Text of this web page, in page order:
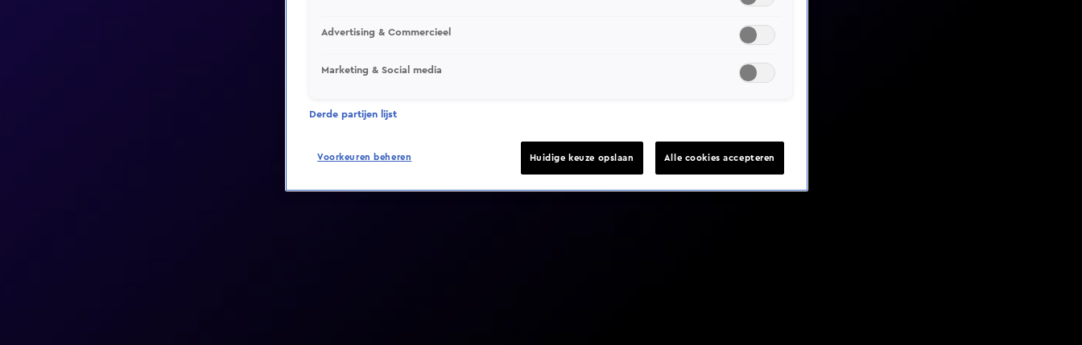
Video helaas niet gevonden
Advertising & Commercieel
Marketing & Social media
Derde partijen lijst
Voorkeuren beheren Huidige keuze opslaan Alle cookies accepteren